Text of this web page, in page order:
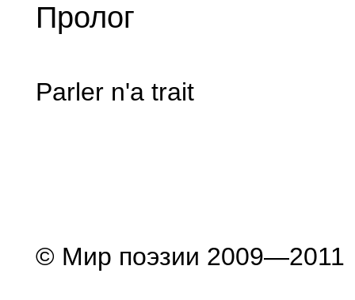
Пролог
Parler n'a trait
© Мир поэзии 2009—2011